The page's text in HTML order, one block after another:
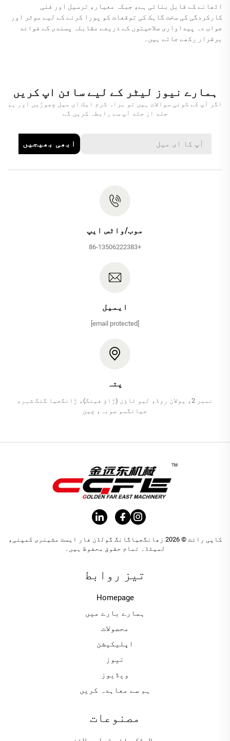
اٹھانے کے قابل بناتی ہے، جبکہ معیار، ترسیل اور فنی
کارکردگی کی سخت گاہک کی توقعات کو پورا کرنے کے لیے موثر اور
جواب دہ پیداواری صلاحیتوں کے ذریعے مقابلہ پسندی کے فوائد
برقرار رکھے جاتے ہیں۔
ہمارے نیوز لیٹر کے لیے سائن اپ کریں
اگر آپ کے کوئی سوالات ہیں تو براہ کرم ایک ای میل چھوڑیں اور ہم
جلد از جلد آپ سے رابطہ کریں گے
ابھی بھیجیں
موب/واٹس ایپ
+86-13506222383
ایمیل
[email protected]
پتہ
نمبر 2، یولان روڈ، لیو ٹاؤن (ژاؤ فینگ)، ژانگجیا گنگ شہر،
جیانگسو صوبہ، چین
کاپی رائٹ © 2026 زھانگجیاگانگ گولڈن فار ایسٹ مشینری کمپنی،
لمیٹڈ۔ تمام حقوق محفوظ ہیں۔
تیز روابط
Homepage
ہمارے بارے میں
محصولات
اپلیکیشن
نیوز
ویڈیوز
ہم سے معاہدہ کریں
مصنوعات